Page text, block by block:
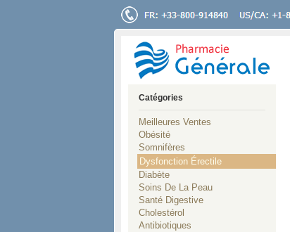
Catégories
Meilleures Ventes
Obésité
Somnifères
Dysfonction Érectile
Diabète
Soins De La Peau
Santé Digestive
Cholestérol
Antibiotiques